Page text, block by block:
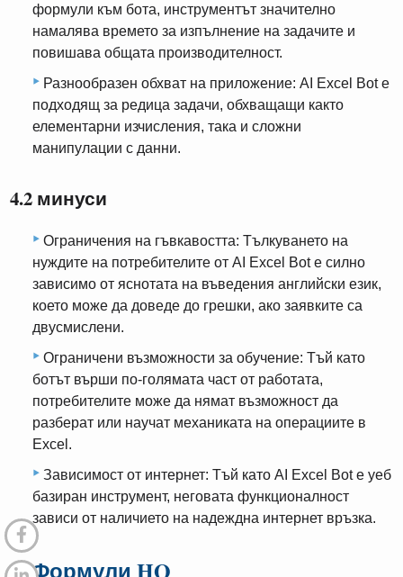
формули към бота, инструментът значително
намалява времето за изпълнение на задачите и
повишава общата производителност.
Разнообразен обхват на приложение: AI Excel Bot е
подходящ за редица задачи, обхващащи както
елементарни изчисления, така и сложни
манипулации с данни.
4.2 минуси
Ограничения на гъвкавостта: Тълкуването на
нуждите на потребителите от AI Excel Bot е силно
зависимо от яснотата на въведения английски език,
което може да доведе до грешки, ако заявките са
двусмислени.
Ограничени възможности за обучение: Тъй като
ботът върши по-голямата част от работата,
потребителите може да нямат възможност да
разберат или научат механиката на операциите в
Excel.
Зависимост от интернет: Тъй като AI Excel Bot е уеб
базиран инструмент, неговата функционалност
зависи от наличието на надеждна интернет връзка.
5. Формули HQ